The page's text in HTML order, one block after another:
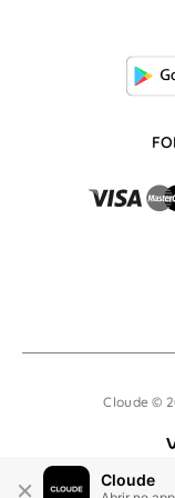
× Cloude
Whatsapp: (17)
De segunda à sexta,
Cloude ©